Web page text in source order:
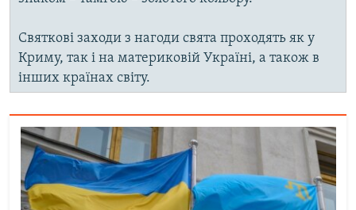
Святкові заходи з нагоди свята проходять як у
Криму, так і на материковій Україні, а також в
інших країнах світу.